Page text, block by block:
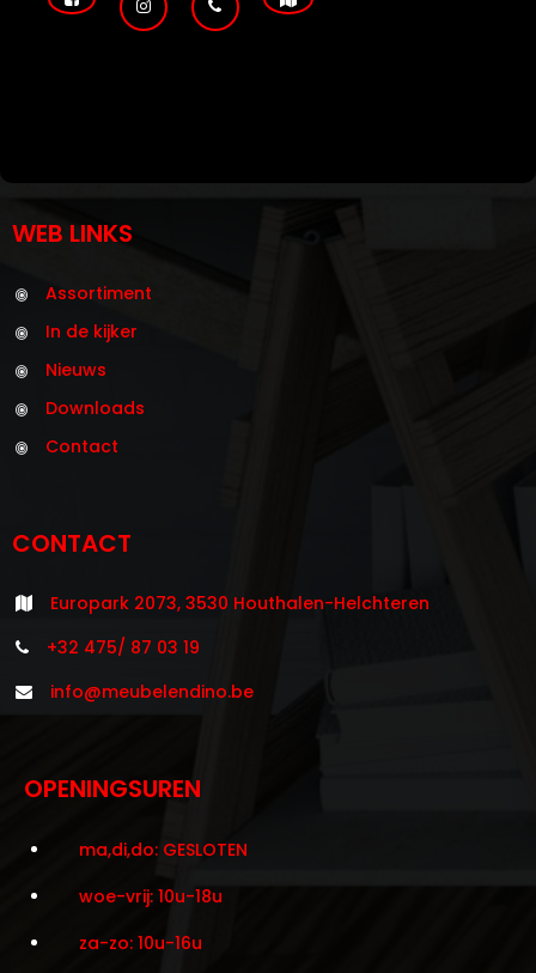
WEB LINKS
Assortiment
In de kijker
Nieuws
Downloads
Contact
CONTACT
Europark 2073, 3530 Houthalen-Helchteren
+32 475/ 87 03 19
info@meubelendino.be
OPENINGSUREN
ma,di,do: GESLOTEN
woe-vrij: 10u-18u
za-zo: 10u-16u